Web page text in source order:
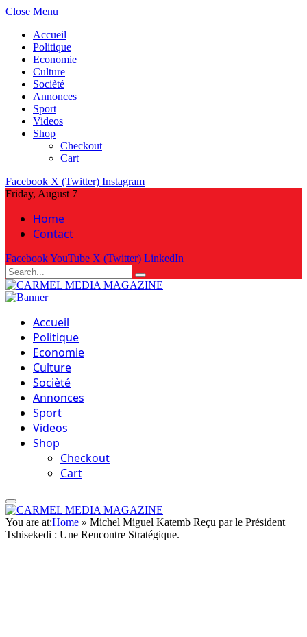
Close Menu
Accueil
Politique
Economie
Culture
Socièté
Annonces
Sport
Videos
Shop
Checkout
Cart
Facebook X (Twitter) Instagram
Friday, August 7
Home
Contact
FacebookYouTube X (Twitter) LinkedIn
Accueil
Politique
Economie
Culture
Socièté
Annonces
Sport
Videos
Shop
Checkout
Cart
You are at:Home » Michel Miguel Katemb Reçu par le Président
Tshisekedi : Une Rencontre Stratégique.